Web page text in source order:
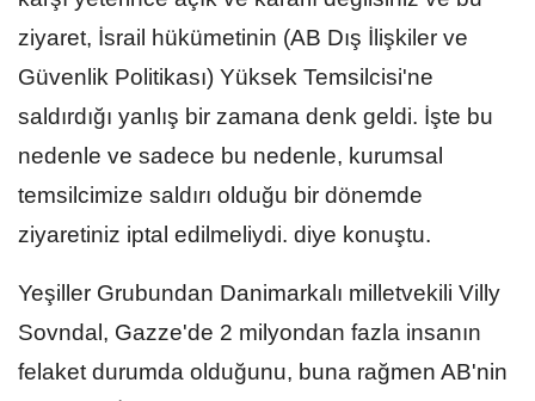
ziyaret, İsrail hükümetinin (AB Dış İlişkiler ve
Güvenlik Politikası) Yüksek Temsilcisi'ne
saldırdığı yanlış bir zamana denk geldi. İşte bu
nedenle ve sadece bu nedenle, kurumsal
temsilcimize saldırı olduğu bir dönemde
ziyaretiniz iptal edilmeliydi. diye konuştu.
Yeşiller Grubundan Danimarkalı milletvekili Villy
Sovndal, Gazze'de 2 milyondan fazla insanın
felaket durumda olduğunu, buna rağmen AB'nin